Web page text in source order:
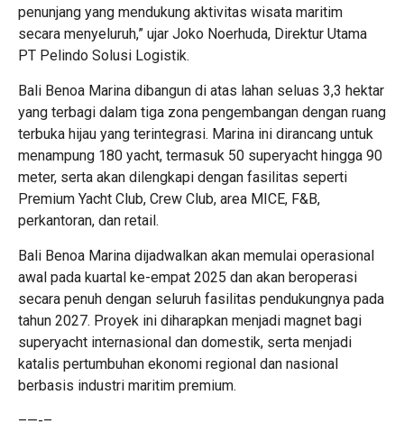
penunjang yang mendukung aktivitas wisata maritim
secara menyeluruh,” ujar Joko Noerhuda, Direktur Utama
PT Pelindo Solusi Logistik.
Bali Benoa Marina dibangun di atas lahan seluas 3,3 hektar
yang terbagi dalam tiga zona pengembangan dengan ruang
terbuka hijau yang terintegrasi. Marina ini dirancang untuk
menampung 180 yacht, termasuk 50 superyacht hingga 90
meter, serta akan dilengkapi dengan fasilitas seperti
Premium Yacht Club, Crew Club, area MICE, F&B,
perkantoran, dan retail.
Bali Benoa Marina dijadwalkan akan memulai operasional
awal pada kuartal ke-empat 2025 dan akan beroperasi
secara penuh dengan seluruh fasilitas pendukungnya pada
tahun 2027. Proyek ini diharapkan menjadi magnet bagi
superyacht internasional dan domestik, serta menjadi
katalis pertumbuhan ekonomi regional dan nasional
berbasis industri maritim premium.
–—-–